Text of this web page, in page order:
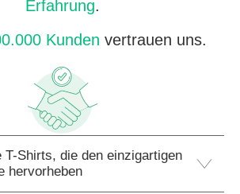
Erfahrung.
Kunden vertrauen uns.
T-Shirts, die den einzigartigen
hervorheben